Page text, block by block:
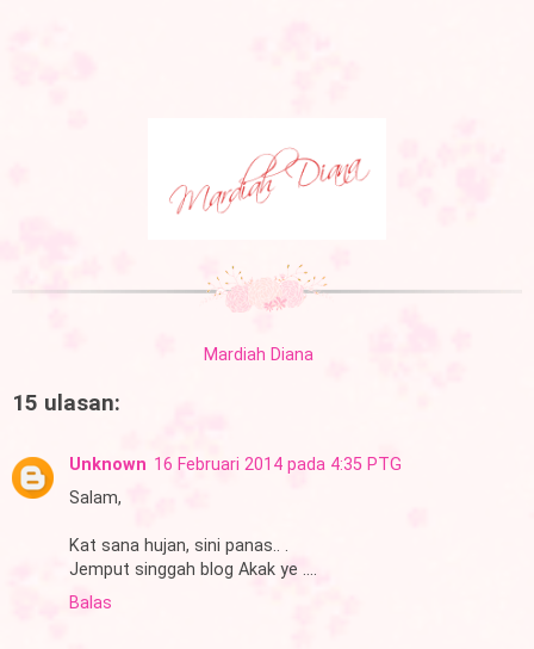
Mardiah Diana
15 ulasan:
Unknown 16 Februari 2014 pada 4:35 PTG
Salam,
Kat sana hujan, sini panas.. .
Jemput singgah blog Akak ye ....
Balas